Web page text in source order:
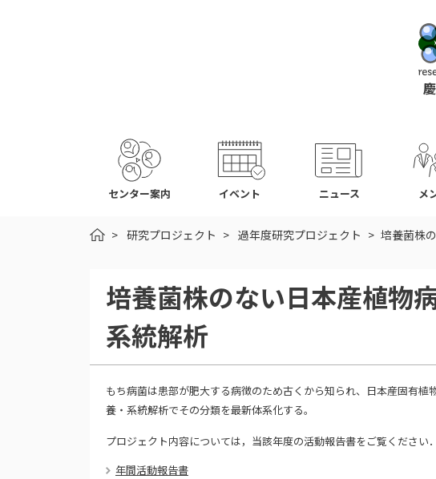
センター案内 イベント ニュース メ
HOME研究プロジェクト 過年度研究プロジェクト 培養菌株
培養菌株のない日本産植物
系統解析
もち病菌は患部が肥大する病徴のため古くから知られ、日本産固有
養・系統解析でその分類を最新体系化する。
プロジェクト内容については，当該年度の活動報告書をご覧ください．
年間活動報告書